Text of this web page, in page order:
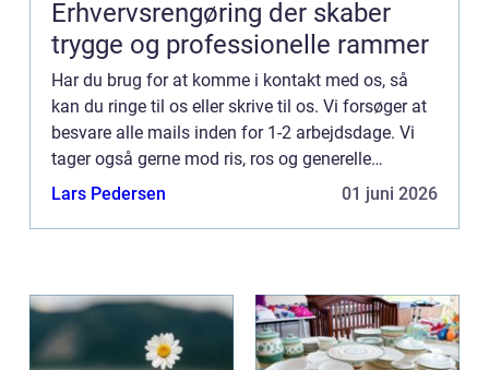
Erhvervsrengøring der skaber
trygge og professionelle rammer
Har du brug for at komme i kontakt med os, så
kan du ringe til os eller skrive til os. Vi forsøger at
besvare alle mails inden for 1-2 arbejdsdage. Vi
tager også gerne mod ris, ros og generelle
kommentarer til vores side.
Lars Pedersen 01 juni 2026